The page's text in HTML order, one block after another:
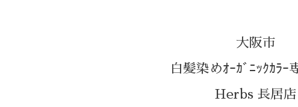
大阪市
白髪染めｵｰｶﾞﾆｯｸｶﾗｰ
Herbs 長居店